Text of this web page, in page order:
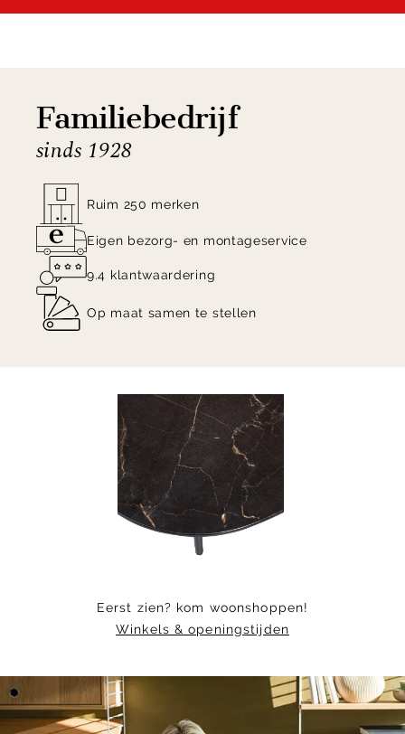
Familiebedrijf
sinds 1928
Ruim 250 merken
Eigen bezorg- en montageservice
9.4 klantwaardering
Op maat samen te stellen
Eerst zien? kom woonshoppen!
Winkels & openingstijden